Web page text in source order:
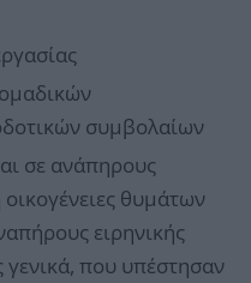
συμβολαίων
σε ανάπηρους
θυμάτων
ειρηνικής
γενικά, που υπέστησαν